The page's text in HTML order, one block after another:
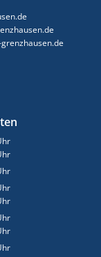
bis 12:00 Uhr
bis 18:00 Uhr
bis 12:00 Uhr
bis 12:00 Uhr
bis 16:00 Uhr
bis 12:00 Uhr
bis 16:00 Uhr